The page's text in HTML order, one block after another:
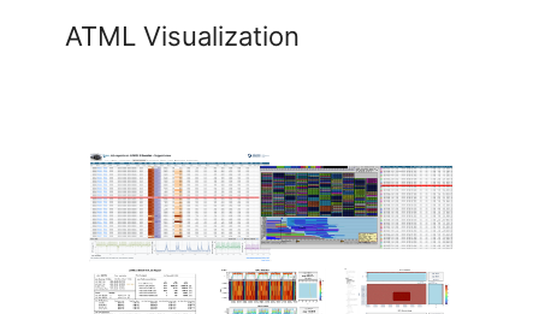
ATML Visualization